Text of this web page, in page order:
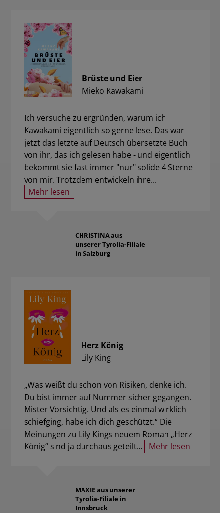
Brüste und Eier
Mieko Kawakami
Ich versuche zu ergründen, warum ich
Kawakami eigentlich so gerne lese. Das war
jetzt das letzte auf Deutsch übersetzte Buch
von ihr, das ich gelesen habe - und eigentlich
bekommt sie fast immer "nur" solide 4 Sterne
von mir. Trotzdem entwickeln ihre...
Mehr lesen
CHRISTINAaus
unserer Tyrolia-Filiale
in Salzburg
Herz König
Lily King
„Was weißt du schon von Risiken, denke ich.
Du bist immer auf Nummer sicher gegangen.
Mister Vorsichtig. Und als es einmal wirklich
schiefging, habe ich dich geschützt.“ Die
Meinungen zu Lily Kings neuem Roman „Herz
König“ sind ja durchaus geteilt...
Mehr lesen
MAXIEaus unserer
Tyrolia-Filiale in
Innsbruck